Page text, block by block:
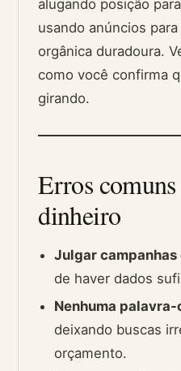
alugando posição
usando anúncios
orgânica duradoura.
como você confirma
girando.
Erros
dinheiro
Julgar campanhas
de haver dados
Nenhuma
deixando buscas
orçamento.